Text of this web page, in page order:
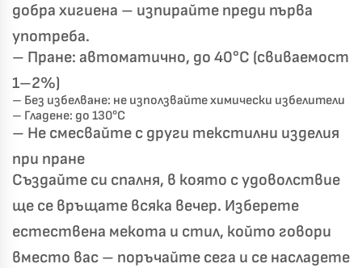
добра хигиена – изпирайте преди първа
употреба.
– Пране: автоматично, до 40°C (свиваемост
1–2%)
– Без избелване: не използвайте химически избелители
– Гладене: до 130°C
– Не смесвайте с други текстилни изделия
при пране
Създайте си спалня, в която с удоволствие
ще се връщате всяка вечер. Изберете
естествена мекота и стил, който говори
вместо вас – поръчайте сега и се насладете